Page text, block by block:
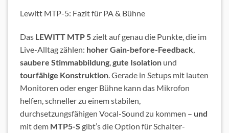
Lewitt MTP-5: Fazit für PA & Bühne
Das LEWITT MTP 5zielt auf genau die Punkte, die im
Live-Alltag zählen: hoher Gain-before-Feedback,
saubere Stimmabbildung,gute Isolation und
tourfähige Konstruktion. Gerade in Setups mit lauten
Monitoren oder enger Bühne kann das Mikrofon
helfen, schneller zu einem stabilen,
durchsetzungsfähigen Vocal-Sound zu kommen – und
mit dem MTP5-S gibt’s die Option für Schalter-